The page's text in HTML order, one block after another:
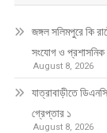
জঙ্গল সলিমপুরে কি
সংযোগ ও প্রশাসনিক
August 8, 2026
যাত্রাবাড়ীতে
গ্রেপ্তার ১
August 8, 2026